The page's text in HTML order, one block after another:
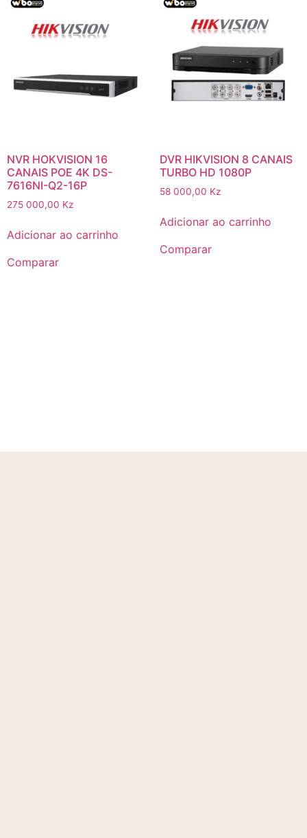
NVR HOKVISION 16
CANAIS POE 4K DS-
7616NI-Q2-16P
275 000,00 Kz
Adicionar ao carrinho
Comparar
DVR HIKVISION 8 CANAIS
TURBO HD 1080P
58 000,00 Kz
Adicionar ao carrinho
Comparar